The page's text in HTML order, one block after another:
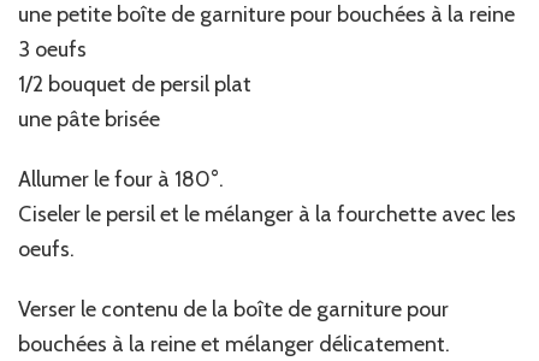
une petite boîte de garniture pour bouchées à la reine
3 oeufs
1/2 bouquet de persil plat
une pâte brisée
Allumer le four à 180°.
Ciseler le persil et le mélanger à la fourchette avec les
oeufs.
Verser le contenu de la boîte de garniture pour
bouchées à la reine et mélanger délicatement.